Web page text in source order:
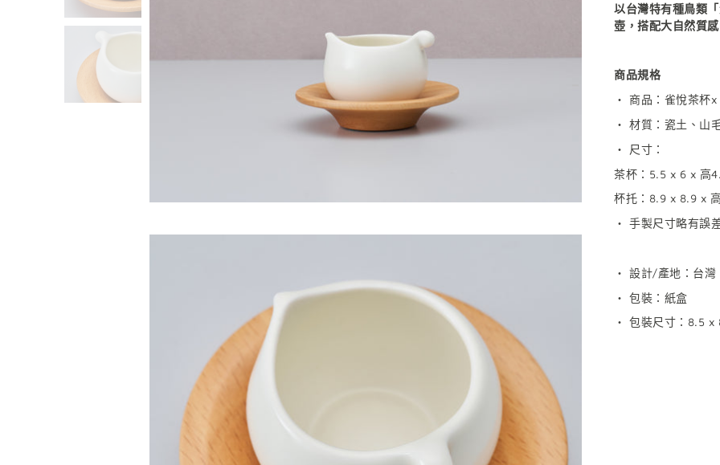
以台灣特有種鳥類
壺，搭配大自然質
商品規格
・ 商品：雀悅茶杯
・ 材質：瓷土、山
・ 尺寸：
茶杯：5.5 x 6 x 高
杯托： 8.9 x 8.9 x 高
・ 手製尺寸略有誤
・ 設計/產地：台灣
・ 包裝：紙盒
・ 包裝尺寸： 8.5 x